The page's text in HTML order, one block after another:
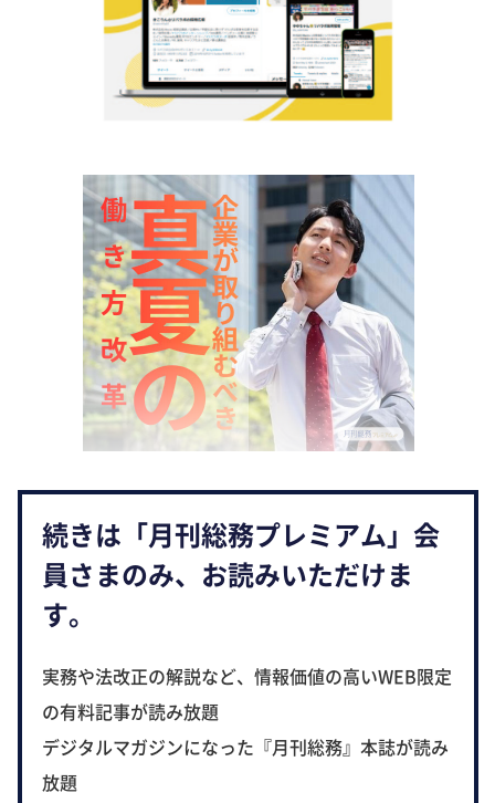
続きは「月刊総務プレミアム」会
員さまのみ、お読みいただけま
す。
実務や法改正の解説など、情報価値の高いWEB限定
の有料記事が読み放題
デジタルマガジンになった『月刊総務』本誌が読み
放題